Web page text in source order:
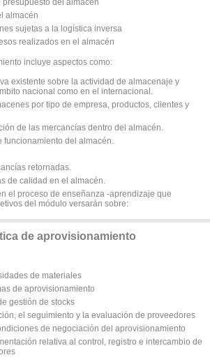
almacén
sujetas a la logística inversa
realizados en el almacén
incluye aspectos como:
existente sobre la actividad de almacenaje y
nacional como en el internacional.
por tipo de empresa, productos, clientes y
de las mercancías dentro del almacén.
del almacén.
retornadas.
de calidad en el almacén.
el proceso de enseñanza -aprendizaje que
del módulo versarán sobre:
de aprovisionamiento
de materiales
de aprovisionamiento
gestión de stocks
el seguimiento y la evaluación de proveedores
de negociación del aprovisionamiento
relativa al control, registro e intercambio de